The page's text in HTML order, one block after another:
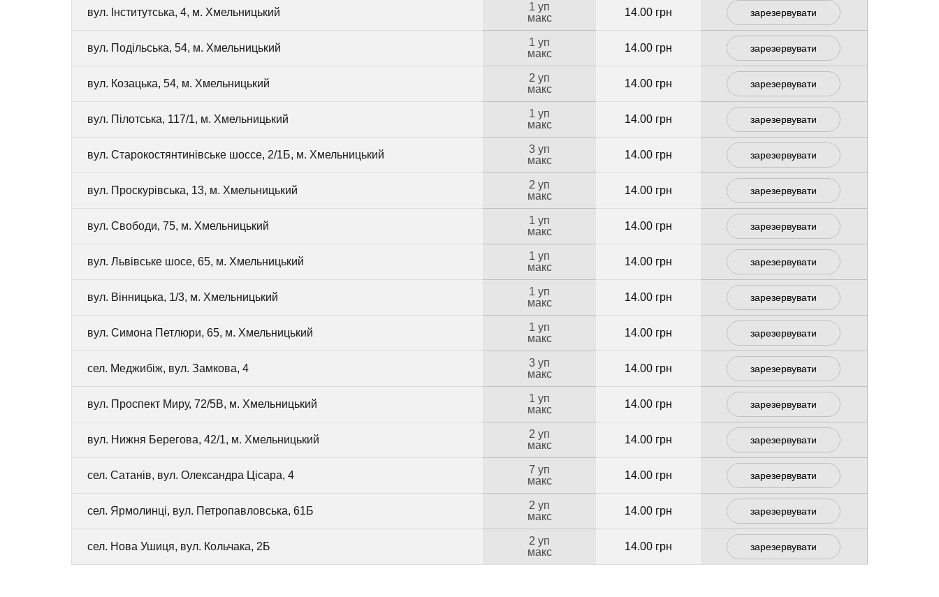
вул. Інститутська, 4, м. Хмельницький
1 уп
макс
14.00 грн зарезервувати
вул. Подільська, 54, м. Хмельницький
1 уп
макс
14.00 грн зарезервувати
вул. Козацька, 54, м. Хмельницький
2 уп
макс
14.00 грн зарезервувати
вул. Пілотська, 117/1, м. Хмельницький
1 уп
макс
14.00 грн зарезервувати
вул. Старокостянтинівське шоссе, 2/1Б, м. Хмельницький
3 уп
макс
14.00 грн зарезервувати
вул. Проскурівська, 13, м. Хмельницький
2 уп
макс
14.00 грн зарезервувати
вул. Свободи, 75, м. Хмельницький
1 уп
макс
14.00 грн зарезервувати
вул. Львівське шосе, 65, м. Хмельницький
1 уп
макс
14.00 грн зарезервувати
вул. Вінницька, 1/3, м. Хмельницький
1 уп
макс
14.00 грн зарезервувати
вул. Симона Петлюри, 65, м. Хмельницький
1 уп
макс
14.00 грн зарезервувати
сел. Меджибіж, вул. Замкова, 4
3 уп
макс
14.00 грн зарезервувати
вул. Проспект Миру, 72/5В, м. Хмельницький
1 уп
макс
14.00 грн зарезервувати
вул. Нижня Берегова, 42/1, м. Хмельницький
2 уп
макс
14.00 грн зарезервувати
сел. Сатанів, вул. Олександра Цісара, 4
7 уп
макс
14.00 грн зарезервувати
сел. Ярмолинці, вул. Петропавловська, 61Б
2 уп
макс
14.00 грн зарезервувати
сел. Нова Ушиця, вул. Кольчака, 2Б
2 уп
макс
14.00 грн зарезервувати